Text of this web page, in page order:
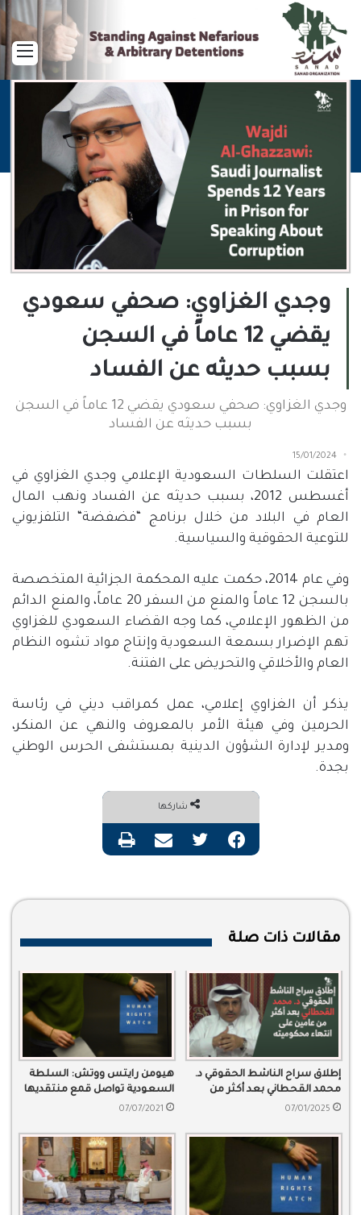
وجدي الغزاوي: صحفي سعودي
يقضي 12 عاماً في السجن
بسبب حديثه عن الفساد
وجدي الغزاوي: صحفي سعودي يقضي 12 عاماً في السجن
بسبب حديثه عن الفساد
15/01/2024
اعتقلت السلطات السعودية الإعلامي وجدي الغزاوي في
أغسطس 2012، بسبب حديثه عن الفساد ونهب المال
العام في البلاد من خلال برنامج “فضفضة“ التلفزيوني
للتوعية الحقوقية والسياسية.
وفي عام 2014، حكمت عليه المحكمة الجزائية المتخصصة
بالسجن 12 عاماً والمنع من السفر 20 عاماً، والمنع الدائم
من الظهور الإعلامي، كما وجه القضاء السعودي للغزاوي
تهم الإضرار بسمعة السعودية وإنتاج مواد تشوه النظام
العام والأخلاقي والتحريض على الفتنة.
يذكر أن الغزاوي إعلامي، عمل كمراقب ديني في رئاسة
الحرمين وفي هيئة الأمر بالمعروف والنهي عن المنكر،
ومدير لإدارة الشؤون الدينية بمستشفى الحرس الوطني
بجدة.
شاركها
فيسبوك تويتر مشاركة عبر البريد طباعة
مقالات ذات صلة
إطلاق سراح الناشط الحقوقي د.
محمد القحطاني بعد أكثر من
عامين على انتهاء محكوميته
07/01/2025
هيومن رايتس ووتش: السلطة
السعودية تواصل قمع منتقديها
07/07/2021